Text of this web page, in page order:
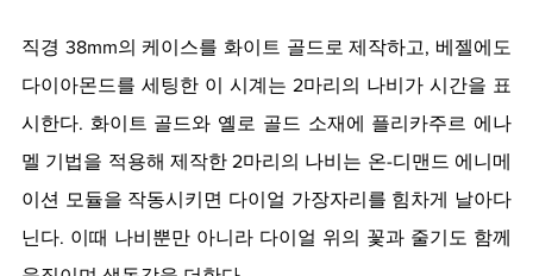
직경 38mm의 케이스를 화이트 골드로 제작하고, 베젤에도
다이아몬드를 세팅한 이 시계는 2마리의 나비가 시간을 표
시한다. 화이트 골드와 옐로 골드 소재에 플리카주르 에나
멜 기법을 적용해 제작한 2마리의 나비는 온-디맨드 에니메
이션 모듈을 작동시키면 다이얼 가장자리를 힘차게 날아다
닌다. 이때 나비뿐만 아니라 다이얼 위의 꽃과 줄기도 함께